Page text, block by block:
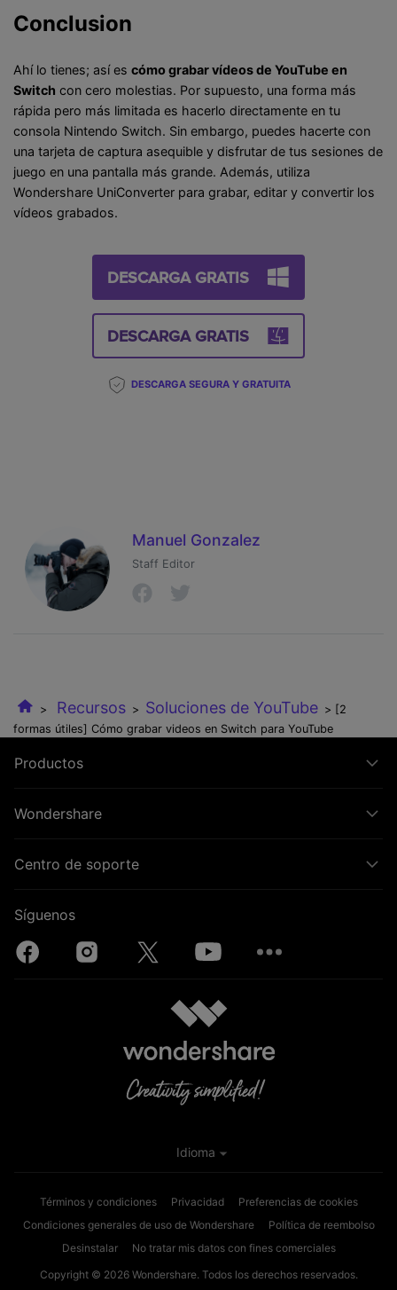
Conclusion
Ahí lo tienes; así es cómo grabar vídeos de YouTube en
Switch con cero molestias. Por supuesto, una forma más
rápida pero más limitada es hacerlo directamente en tu
consola Nintendo Switch. Sin embargo, puedes hacerte con
una tarjeta de captura asequible y disfrutar de tus sesiones de
juego en una pantalla más grande. Además, utiliza
Wondershare UniConverter para grabar, editar y convertir los
vídeos grabados.
DESCARGA GRATIS
DESCARGA GRATIS
DESCARGA SEGURA Y GRATUITA
Manuel Gonzalez
Staff Editor
> Recursos > Soluciones de YouTube > [2
formas útiles] Cómo grabar videos en Switch para YouTube
Productos
Wondershare
Centro de soporte
Síguenos
Términos y condiciones Privacidad
Preferencias de cookies
Condiciones generales de uso de Wondershare
Política de reembolso
Desinstalar
No tratar mis datos con fines comerciales
Copyright © 2026 Wondershare. Todos los derechos reservados.
Idioma